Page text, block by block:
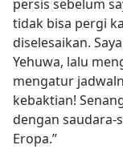
persis sebelum
tidak bisa pergi
diselesaikan.
Yehuwa, lalu
mengatur
kebaktian!
dengan saudara-
Eropa.”